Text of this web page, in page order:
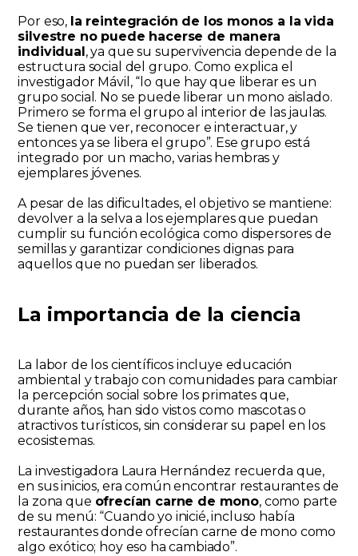
Por eso, la reintegración de los monos a la vida
silvestre no puede hacerse de manera
individual , ya que su supervivencia depende de la
estructura social del grupo. Como explica el
investigador Mávil, “lo que hay que liberar es un
grupo social. No se puede liberar un mono aislado.
Primero se forma el grupo al interior de las jaulas.
Se tienen que ver, reconocer e interactuar, y
entonces ya se libera el grupo”. Ese grupo está
integrado por un macho, varias hembras y
ejemplares jóvenes.
A pesar de las dificultades, el objetivo se mantiene:
devolver a la selva a los ejemplares que puedan
cumplir su función ecológica como dispersores de
semillas y garantizar condiciones dignas para
aquellos que no puedan ser liberados.
La importancia de la ciencia
La labor de los científicos incluye educación
ambiental y trabajo con comunidades para cambiar
la percepción social sobre los primates que,
durante años, han sido vistos como mascotas o
atractivos turísticos, sin considerar su papel en los
ecosistemas.
La investigadora Laura Hernández recuerda que,
en sus inicios, era común encontrar restaurantes de
la zona que ofrecían carne de mono, como parte
de su menú: “Cuando yo inicié, incluso había
restaurantes donde ofrecían carne de mono como
algo exótico; hoy eso ha cambiado”.